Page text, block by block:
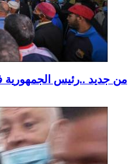
من جديد ..رئيس